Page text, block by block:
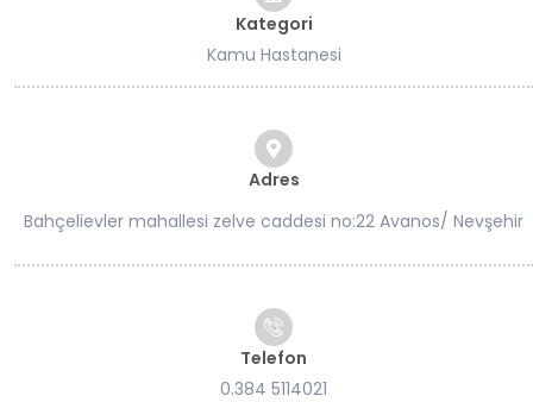
Kategori
Kamu Hastanesi
Adres
Bahçelievler mahallesi zelve caddesi no:22 Avanos/ Nevşehir
Telefon
0.384 5114021